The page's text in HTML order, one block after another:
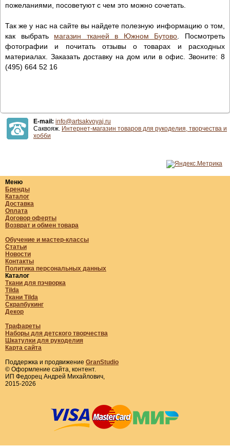
пожеланиями, посоветуют с чем это можно сочетать.
Так же у нас на сайте вы найдете полезную информацию о том,
как выбрать магазин тканей в Южном Бутово . Посмотреть
фотографии и почитать отзывы о товарах и расходных
материалах. Заказать доставку на дом или в офис. Звоните: 8
(495) 664 52 16
E-mail: info@artsakvoyaj.ru
Саквояж. Интернет-магазин товаров для рукоделия, творчества и
хобби
Меню
Бренды
Каталог
Доставка
Оплата
Договор оферты
Возврат и обмен товара
Обучение и мастер-классы
Статьи
Новости
Контакты
Политика персональных данных
Каталог
Ткани для пэчворка
Tilda
Ткани Tilda
Скрапбукинг
Декор
Трафареты
Наборы для детского творчества
Шкатулки для рукоделия
Карта сайта
Поддержка и продвижение GranStudio
© Оформление сайта, контент.
ИП Федорец Андрей Михайлович,
2015-2026